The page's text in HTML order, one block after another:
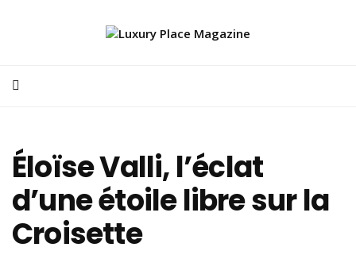
Éloïse Valli, l’éclat
d’une étoile libre sur la
Croisette